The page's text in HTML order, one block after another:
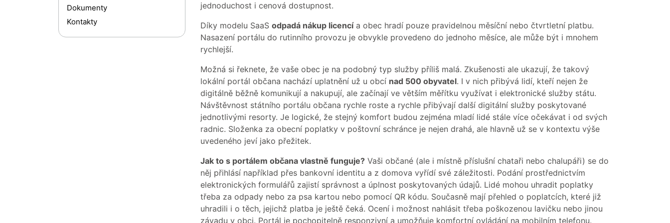
Dokumenty
Kontakty
jednoduchost i cenová dostupnost.
Díky modelu SaaS odpadá nákup licencía obec hradí pouze pravidelnou měsíční nebo čtvrtletní platbu.
Nasazení portálu do rutinního provozu je obvykle provedeno do jednoho měsíce, ale může být i mnohem
rychlejší.
Možná si řeknete, že vaše obec je na podobný typ služby příliš malá. Zkušenosti ale ukazují, že takový
lokální portál občana nachází uplatnění už u obcí nad 500 obyvatel. I v nich přibývá lidí, kteří nejen že
digitálně běžně komunikují a nakupují, ale začínají ve větším měřítku využívat i elektronické služby státu.
Návštěvnost státního portálu občana rychle roste a rychle přibývají další digitální služby poskytované
jednotlivými resorty. Je logické, že stejný komfort budou zejména mladí lidé stále více očekávat i od svých
radnic. Složenka za obecní poplatky v poštovní schránce je nejen drahá, ale hlavně už se v kontextu výše
uvedeného jeví jako přežitek.
Jak to s portálem občana vlastně funguje? Vaši občané (ale i místně příslušní chataři nebo chalupáři) se do
něj přihlásí například přes bankovní identitu a z domova vyřídí své záležitosti. Podání prostřednictvím
elektronických formulářů zajistí správnost a úplnost poskytovaných údajů. Lidé mohou uhradit poplatky
třeba za odpady nebo za psa kartou nebo pomocí QR kódu. Současně mají přehled o poplatcích, které již
uhradili i o těch, jejichž platba je ještě čeká. Ocení i možnost nahlásit třeba poškozenou lavičku nebo jinou
závadu v obci. Portál je pochopitelně responzivní a umožňuje komfortní ovládání na mobilním telefonu.